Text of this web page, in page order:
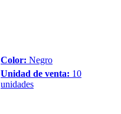
Color: Negro
Unidad de venta: 10
unidades